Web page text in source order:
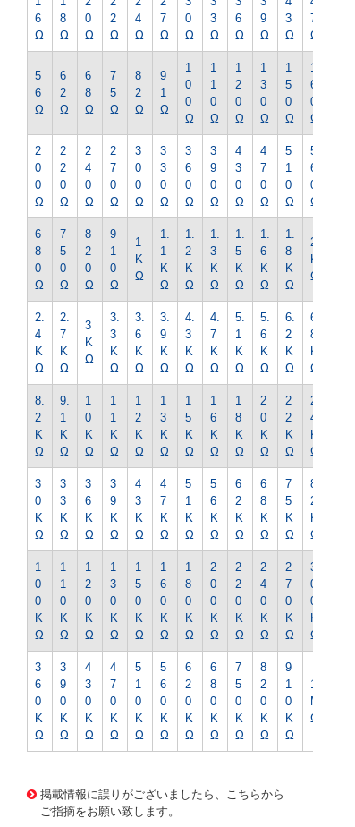
6
Ω
8
Ω
0
Ω
2
Ω
4
Ω
7
Ω
0
Ω
3
Ω
6
Ω
9
Ω
3
Ω
7
Ω
5
6
Ω
6
2
Ω
6
8
Ω
7
5
Ω
8
2
Ω
9
1
Ω
1
0
0
Ω
1
1
0
Ω
1
2
0
Ω
1
3
0
Ω
1
5
0
Ω
1
6
0
Ω
2
0
0
Ω
2
2
0
Ω
2
4
0
Ω
2
7
0
Ω
3
0
0
Ω
3
3
0
Ω
3
6
0
Ω
3
9
0
Ω
4
3
0
Ω
4
7
0
Ω
5
1
0
Ω
5
6
0
Ω
6
8
0
Ω
7
5
0
Ω
8
2
0
Ω
9
1
0
Ω
1
K
Ω
1.
1
K
Ω
1.
2
K
Ω
1.
3
K
Ω
1.
5
K
Ω
1.
6
K
Ω
1.
8
K
Ω
2
K
Ω
2.
4
K
Ω
2.
7
K
Ω
3
K
Ω
3.
3
K
Ω
3.
6
K
Ω
3.
9
K
Ω
4.
3
K
Ω
4.
7
K
Ω
5.
1
K
Ω
5.
6
K
Ω
6.
2
K
Ω
6.
8
K
Ω
8.
2
K
Ω
9.
1
K
Ω
1
0
K
Ω
1
1
K
Ω
1
2
K
Ω
1
3
K
Ω
1
5
K
Ω
1
6
K
Ω
1
8
K
Ω
2
0
K
Ω
2
2
K
Ω
2
4
K
Ω
3
0
K
Ω
3
3
K
Ω
3
6
K
Ω
3
9
K
Ω
4
3
K
Ω
4
7
K
Ω
5
1
K
Ω
5
6
K
Ω
6
2
K
Ω
6
8
K
Ω
7
5
K
Ω
8
2
K
Ω
1
0
0
K
Ω
1
1
0
K
Ω
1
2
0
K
Ω
1
3
0
K
Ω
1
5
0
K
Ω
1
6
0
K
Ω
1
8
0
K
Ω
2
0
0
K
Ω
2
2
0
K
Ω
2
4
0
K
Ω
2
7
0
K
Ω
3
0
0
K
Ω
3
6
0
K
Ω
3
9
0
K
Ω
4
3
0
K
Ω
4
7
0
K
Ω
5
1
0
K
Ω
5
6
0
K
Ω
6
2
0
K
Ω
6
8
0
K
Ω
7
5
0
K
Ω
8
2
0
K
Ω
9
1
0
K
Ω
1
M
Ω
掲載情報に誤りがございましたら、こちらから
ご指摘をお願い致します。